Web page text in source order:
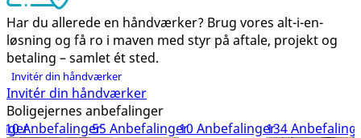
Har du allerede en håndværker? Brug vores alt-i-en-
løsning og få ro i maven med styr på aftale, projekt og
betaling – samlet ét sted.
Invitér din håndværker
Invitér din håndværker
Boligejernes anbefalinger
10 Anbefalinger55 Anbefalinger10 Anbefalinger134